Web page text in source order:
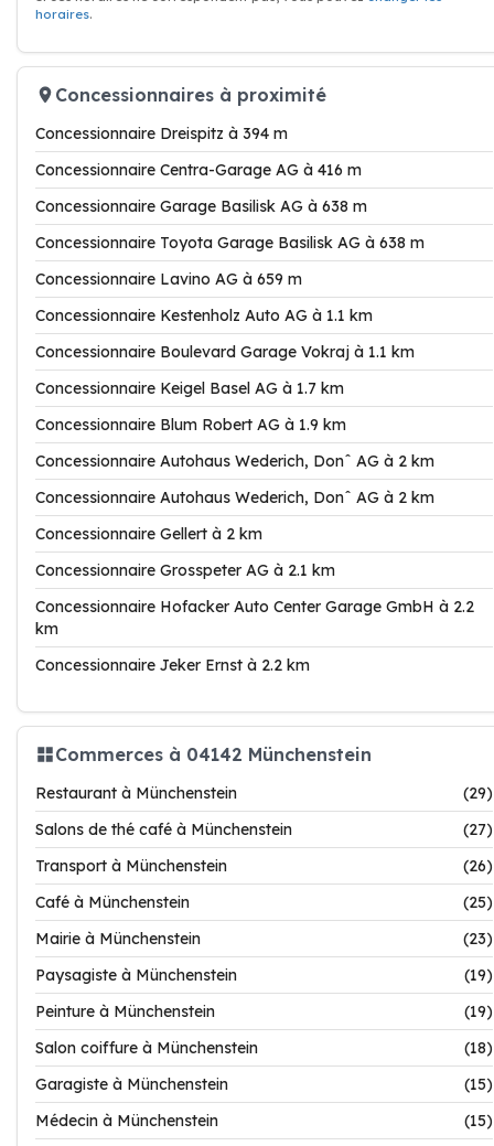
horaires.
Concessionnaires à proximité
Concessionnaire Dreispitz à 394 m
Concessionnaire Centra-Garage AG à 416 m
Concessionnaire Garage Basilisk AG à 638 m
Concessionnaire Toyota Garage Basilisk AG à 638 m
Concessionnaire Lavino AG à 659 m
Concessionnaire Kestenholz Auto AG à 1.1 km
Concessionnaire Boulevard Garage Vokraj à 1.1 km
Concessionnaire Keigel Basel AG à 1.7 km
Concessionnaire Blum Robert AG à 1.9 km
Concessionnaire Autohaus Wederich, Donˆ AG à 2 km
Concessionnaire Autohaus Wederich, Donˆ AG à 2 km
Concessionnaire Gellert à 2 km
Concessionnaire Grosspeter AG à 2.1 km
Concessionnaire Hofacker Auto Center Garage GmbH à 2.2
km
Concessionnaire Jeker Ernst à 2.2 km
Commerces à 04142 Münchenstein
Restaurant à Münchenstein
(29)
Salons de thé café à Münchenstein
(27)
Transport à Münchenstein
(26)
Café à Münchenstein
(25)
Mairie à Münchenstein
(23)
Paysagiste à Münchenstein
(19)
Peinture à Münchenstein
(19)
Salon coiffure à Münchenstein
(18)
Garagiste à Münchenstein
(15)
Médecin à Münchenstein
(15)